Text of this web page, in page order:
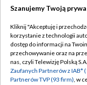
Abonament TVP
Emisja w TVP
Szanujemy Twoją
Kliknij "Akceptuję i
korzystanie z technologii
dostęp do informacji na
przechowywanie oraz na
nas, czyli Telewizję Polską
Zaufanych Partnerów z IAB*
Partnerów TVP (93 firm), w